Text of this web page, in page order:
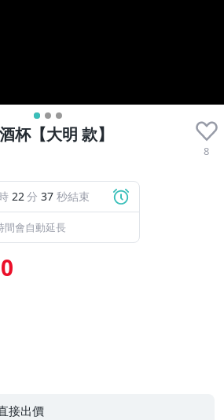
杯【大明 款】
8
22分 36 秒結束
間會自動延長
接出價